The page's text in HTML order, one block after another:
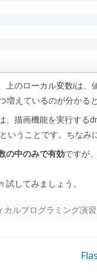
のローカル変数iは、
えているのが分かると
描画機能を実行する
ということです。ちなみ
の中のみで有効ですが
してみましょう。
ルプログラミング演習